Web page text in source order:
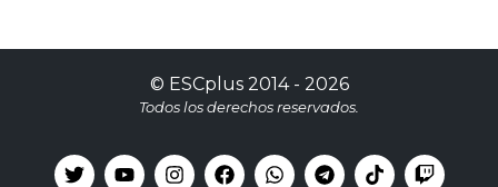
© ESCplus2014 - 2026
Todos los derechos reservados.